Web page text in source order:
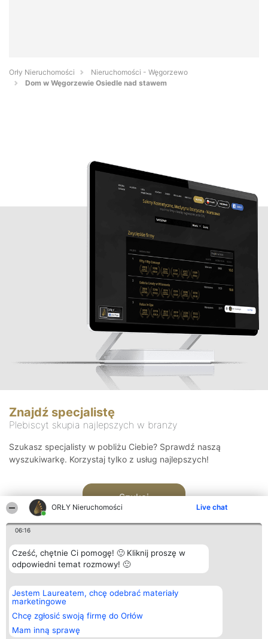
ORŁY Nieruchomości Live chat
06:16
Cześć, chętnie Ci pomogę! 🙂 Kliknij proszę w
odpowiedni temat rozmowy! 🙂
Jestem Laureatem, chcę odebrać materiały
marketingowe
Chcę zgłosić swoją firmę do Orłów
Mam inną sprawę
Orły Nieruchomości
Nieruchomości - Węgorzewo
Dom w Węgorzewie Osiedle nad stawem
Znajdź specjalistę
Plebiscyt skupia najlepszych w branży
Szukasz specjalisty w pobliżu Ciebie? Sprawdź naszą
wyszukiwarkę. Korzystaj tylko z usług najlepszych!
Szukaj
Organizator plebiscytu
Bright Side Solutions sp. z o.
o. sp. k.
ul. Ruska 22
Wrocław 50-079
KRS 0000749100 | Regon
Plebiscyt
Laureaci
wszystkich
Laureatów
Kontakt
Kontakt